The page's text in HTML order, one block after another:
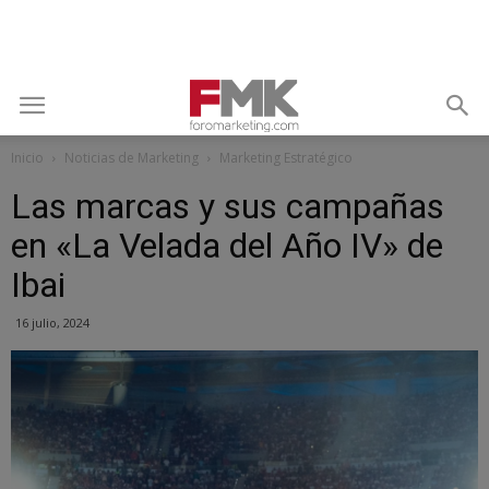
Inicio Noticias de Marketing Marketing Estratégico
Las marcas y sus campañas
en «La Velada del Año IV» de
Ibai
16 julio, 2024